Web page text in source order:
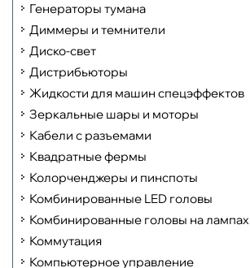
Генераторы тумана
Диммеры и темнители
Диско-свет
Дистрибьюторы
Жидкости для машин спецэффектов
Зеркальные шары и моторы
Кабели с разъемами
Квадратные фермы
Колорченджеры и пинспоты
Комбинированные LED головы
Комбинированные головы на лампах
Коммутация
Компьютерное управление